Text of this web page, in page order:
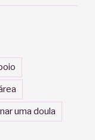
uma doula